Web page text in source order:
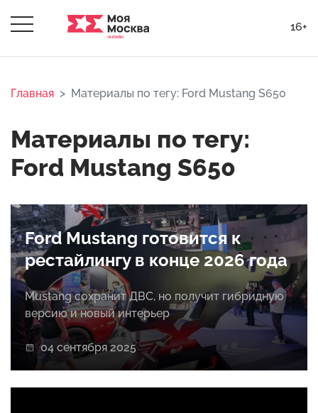
16+
Главная Материалы по тегу: Ford Mustang S650
Материалы по тегу:
Ford Mustang S650
Ford Mustang готовится к
рестайлингу в конце 2026 года
Mustang сохранит ДВС, но получит гибридную
версию и новый интерьер
04 сентября 2025